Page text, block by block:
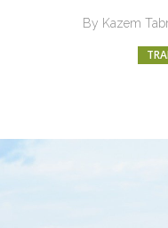
By Kazem